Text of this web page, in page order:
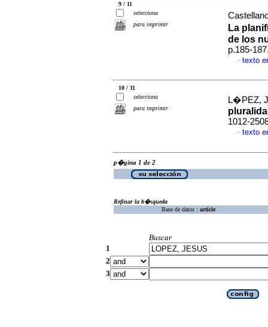
9 / 11
selecciona
para imprimir
La
de los
p.185-
· texto
10 / 11
selecciona
para imprimir
L�PEZ,
1012-
· texto
p�gina 1 de 2
Refinar la b�squeda
Base de datos : article
Buscar
1
2
3